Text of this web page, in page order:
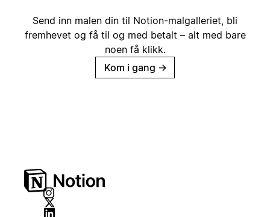
Send inn malen din til Notion-malgalleriet, bli
fremhevet og få til og med betalt – alt med bare
noen få klikk.
Kom i gang →